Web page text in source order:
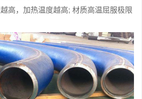
高，加热温度越高; 材质高温屈服极限